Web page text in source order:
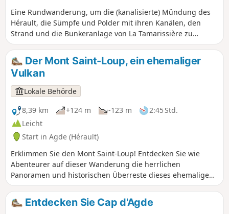
Eine Rundwanderung, um die (kanalisierte) Mündung des
Hérault, die Sümpfe und Polder mit ihren Kanälen, den
Strand und die Bunkeranlage von La Tamarissière zu
entdecken. Bei großer Hitze zu vermeiden, da es auf der
Strecke keinen Schatten gibt.
Der Mont Saint-Loup, ein ehemaliger
Vulkan
Lokale Behörde
8,39 km
+124 m -123 m
2:45 Std.
Leicht
Start in Agde (Hérault)
Erklimmen Sie den Mont Saint-Loup! Entdecken Sie wie
Abenteurer auf dieser Wanderung die herrlichen
Panoramen und historischen Überreste dieses ehemaligen
Vulkans am südlichen Ende der Puys d'Auvergne auf 113 m
Höhe.Entdecken Sie auf Ihrem Weg durch duftende
Pinienwälder die verschiedenen Farben, die sich wie auf
Entdecken Sie Cap d'Agde